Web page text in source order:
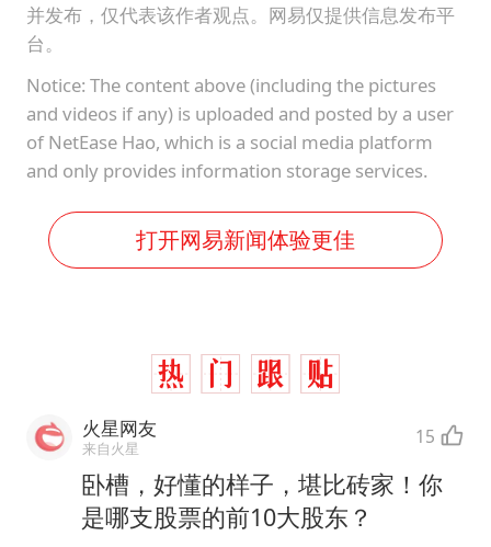
并发布，仅代表该作者观点。网易仅提供信息发布平
台。
Notice: The content above (including the pictures
and videos if any) is uploaded and posted by a user
of NetEase Hao, which is a social media platform
and only provides information storage services.
打开网易新闻体验更佳
火星网友
来自火星 15
卧槽，好懂的样子，堪比砖家！你
是哪支股票的前10大股东？